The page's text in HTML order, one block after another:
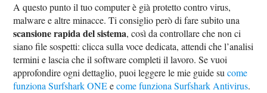
A questo punto il tuo computer è già protetto contro virus,
malware e altre minacce. Ti consiglio però di fare subito una
scansione rapida del sistema, così da controllare che non ci
siano file sospetti: clicca sulla voce dedicata, attendi che l’analisi
termini e lascia che il software completi il lavoro. Se vuoi
approfondire ogni dettaglio, puoi leggere le mie guide sucome
funziona Surfshark ONEecome funziona Surfshark Antivirus.